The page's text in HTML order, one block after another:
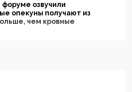
форуме озвучили
опекуны получают из
чем кровные